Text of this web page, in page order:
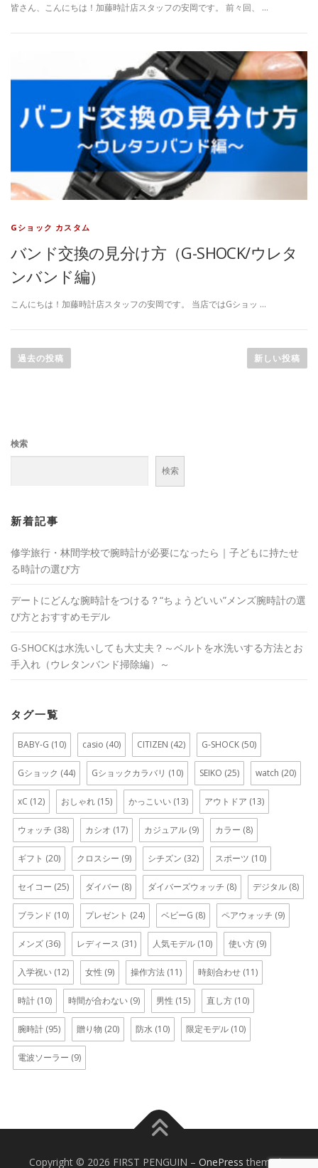
皆さん、こんにちは！加藤時計店スタッフの安岡です。 前々回、 …
Gショック カスタム
バンド交換の見分け方（G-SHOCK/ウレタ
ンバンド編）
こんにちは！加藤時計店スタッフの安岡です。 当店ではGショッ …
稿
シ
過去の投稿 新しい投稿
検索
検索
新着記事
修学旅行・林間学校で腕時計が必要になったら｜子どもに持たせ
る時計の選び方
デートにどんな腕時計をつける？“ちょうどいい”メンズ腕時計の選
び方とおすすめモデル
G-SHOCKは水洗いしても大丈夫？～ベルトを水洗いする方法とお
手入れ（ウレタンバンド掃除編）～
タグ一覧
BABY-G (10) casio (40) CITIZEN (42) G-SHOCK (50)
Gショック (44) Gショックカラバリ (10) SEIKO (25) watch (20)
xC (12) おしゃれ (15) かっこいい (13) アウトドア (13)
ウォッチ (38) カシオ (17) カジュアル (9) カラー (8)
ギフト (20) クロスシー (9) シチズン (32) スポーツ (10)
セイコー (25) ダイバー (8) ダイバーズウォッチ (8) デジタル (8)
ブランド (10) プレゼント (24) ベビーG (8) ペアウォッチ (9)
メンズ (36) レディース (31) 人気モデル (10) 使い方 (9)
入学祝い (12) 女性 (9) 操作方法 (11) 時刻合わせ (11)
時計 (10) 時間が合わない (9) 男性 (15) 直し方 (10)
腕時計 (95) 贈り物 (20) 防水 (10) 限定モデル (10)
電波ソーラー (9)
Copyright © 2026 FIRST PENGUIN – OnePress theme by